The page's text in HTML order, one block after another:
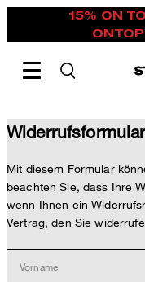
15% ON
Widerrufsformular
Mit diesem Formular
beachten Sie, dass Ihre
wenn Ihnen ein
Vertrag, den Sie
Vorname